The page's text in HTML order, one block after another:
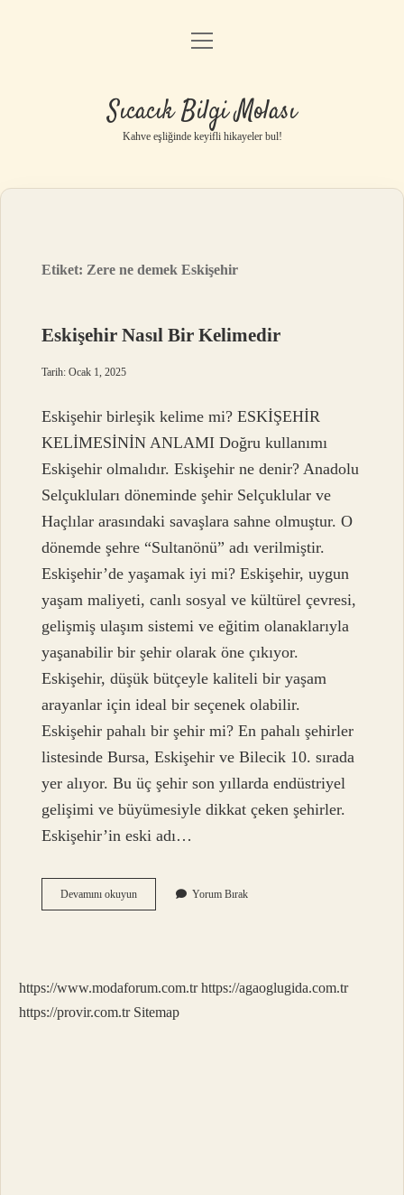
Anasayfa
Yasal Uyarı
menüyü
Sıcacık Bilgi Molası
Kahve eşliğinde keyifli hikayeler bul!
Etiket: Zere ne demek Eskişehir
Eskişehir Nasıl Bir Kelimedir
Tarih: Ocak 1, 2025
Eskişehir birleşik kelime mi? ESKİŞEHİR
KELİMESİNİN ANLAMI Doğru kullanımı
Eskişehir olmalıdır. Eskişehir ne denir? Anadolu
Selçukluları döneminde şehir Selçuklular ve
Haçlılar arasındaki savaşlara sahne olmuştur. O
dönemde şehre “Sultanönü” adı verilmiştir.
Eskişehir’de yaşamak iyi mi? Eskişehir, uygun
yaşam maliyeti, canlı sosyal ve kültürel çevresi,
gelişmiş ulaşım sistemi ve eğitim olanaklarıyla
yaşanabilir bir şehir olarak öne çıkıyor.
Eskişehir, düşük bütçeyle kaliteli bir yaşam
arayanlar için ideal bir seçenek olabilir.
Eskişehir pahalı bir şehir mi? En pahalı şehirler
listesinde Bursa, Eskişehir ve Bilecik 10. sırada
yer alıyor. Bu üç şehir son yıllarda endüstriyel
gelişimi ve büyümesiyle dikkat çeken şehirler.
Eskişehir’in eski adı…
Devamını okuyunEskişehir
Nasıl
Yorum Bırak
https://www.modaforum.com.tr https://agaoglugida.com.tr
https://provir.com.tr Sitemap